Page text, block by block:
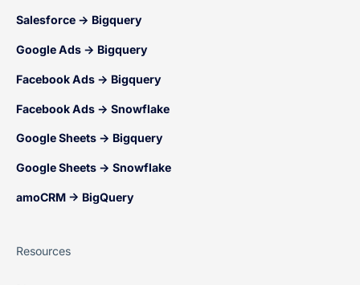
Salesforce → Bigquery
Google Ads → Bigquery
Facebook Ads → Bigquery
Facebook Ads → Snowflake
Google Sheets → Bigquery
Google Sheets → Snowflake
amoCRM → BigQuery
Resources